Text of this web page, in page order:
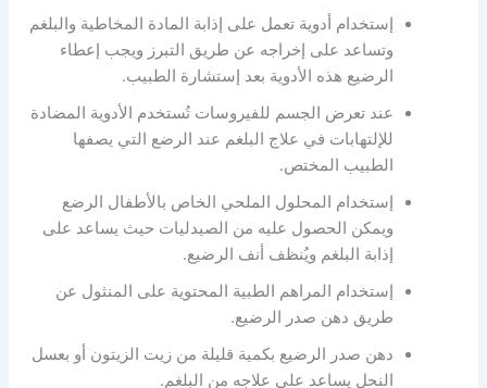
إستخدام أدوية تعمل على إذابة المادة المخاطية والبلغم
وتساعد على إخراجه عن طريق التبرز ويجب إعطاء
الرضيع هذه الأدوية بعد إستشارة الطبيب.
عند تعرض الجسم للفيروسات تُستخدم الأدوية المضادة
للإلتهابات في علاج البلغم عند الرضع التي يصفها
الطبيب المختص.
إستخدام المحلول الملحي الخاص بالأطفال الرضع
ويمكن الحصول عليه من الصيدليات حيث يساعد على
إذابة البلغم ويُنظف أنف الرضيع.
إستخدام المراهم الطبية المحتوية على المنثول عن
طريق دهن صدر الرضيع.
دهن صدر الرضيع بكمية قليلة من زيت الزيتون أو بعسل
النحل يساعد على علاجه من البلغم.